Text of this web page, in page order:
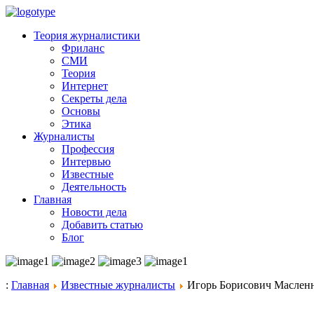
Теория журналистики
Фриланс
СМИ
Теория
Интернет
Секреты дела
Основы
Этика
Журналисты
Профессия
Интервью
Известные
Деятельность
Главная
Новости дела
Добавить статью
Блог
: Главная Известные журналисты Игорь Борисович